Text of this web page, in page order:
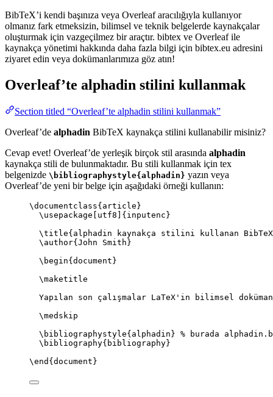
BibTeX’i kendi başınıza veya Overleaf aracılığıyla kullanıyor
olmanız fark etmeksizin, bilimsel ve teknik belgelerde kaynakçalar
oluşturmak için vazgeçilmez bir araçtır. bibtex ve Overleaf ile
kaynakça yönetimi hakkında daha fazla bilgi için bibtex.eu adresini
ziyaret edin veya dokümanlarımıza göz atın!
Overleaf’te alphadin stilini kullanmak
Section titled “Overleaf’te alphadin stilini kullanmak”
Overleaf’de alphadin BibTeX kaynakça stilini kullanabilir misiniz?
Cevap evet! Overleaf’de yerleşik birçok stil arasında alphadin
kaynakça stili de bulunmaktadır. Bu stili kullanmak için tex
belgenizde \bibliographystyle{alphadin} yazın veya
Overleaf’de yeni bir belge için aşağıdaki örneği kullanın:
\documentclass{ article }
\usepackage
utf8 ]{ inputenc }
\title{alphadin kaynakça stilini kullanan
\author{John Smith}
\begin{ document }
\maketitle
Yapılan son çalışmalar LaTeX'in bilimsel
\medskip
\bibliographystyle{alphadin} % burada
\bibliography{bibliography}
\end { document }